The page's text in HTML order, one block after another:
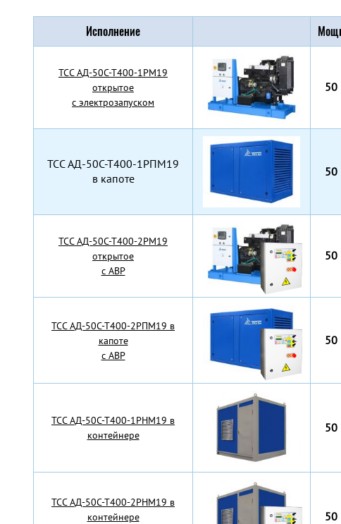
Исполнение
TCC АД-50С-Т400-1РМ19
открытое
с электрозапуском
50
TCC АД-50С-Т400-1РПМ19
в капоте
50
TCC АД-50С-Т400-2РМ19
открытое
с АВР
50
TCC АД-50С-Т400-2РПМ19 в
капоте
с АВР
50
TCC АД-50С-Т400-1РНМ19 в
контейнере
50
TCC АД-50С-Т400-2РНМ19 в
контейнере
50